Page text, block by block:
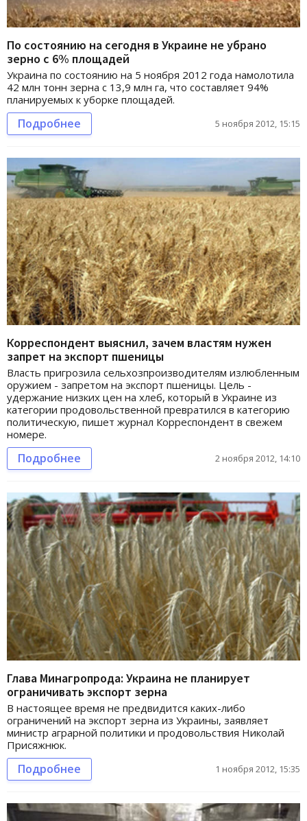
По состоянию на сегодня в Украине не убрано
зерно с 6% площадей
Украина по состоянию на 5 ноября 2012 года намолотила
42 млн тонн зерна с 13,9 млн га, что составляет 94%
планируемых к уборке площадей.
Подробнее 5 ноября 2012, 15:15
Корреспондент выяснил, зачем властям нужен
запрет на экспорт пшеницы
Власть пригрозила сельхозпроизводителям излюбленным
оружием - запретом на экспорт пшеницы. Цель -
удержание низких цен на хлеб, который в Украине из
категории продовольственной превратился в категорию
политическую, пишет журнал Корреспондент в свежем
номере.
Подробнее 2 ноября 2012, 14:10
Глава Минагропрода: Украина не планирует
ограничивать экспорт зерна
В настоящее время не предвидится каких-либо
ограничений на экспорт зерна из Украины, заявляет
министр аграрной политики и продовольствия Николай
Присяжнюк.
Подробнее 1 ноября 2012, 15:35